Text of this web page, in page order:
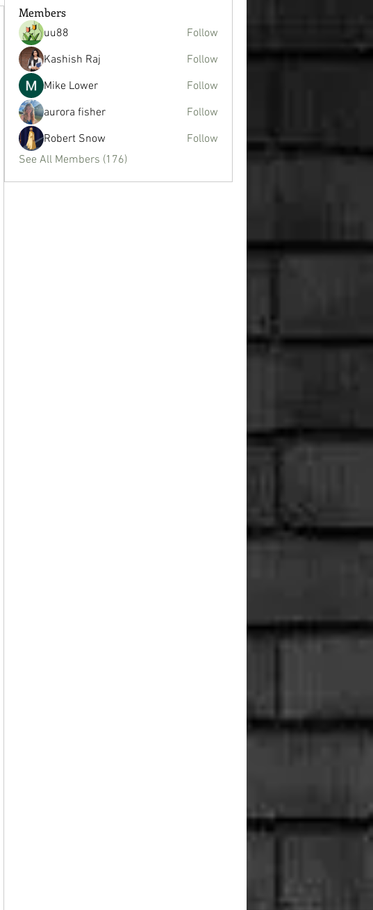
Members
uu88
Follow
Kashish Raj
Follow
Mike Lower
Follow
aurora fisher
Follow
Robert Snow
Follow
See All Members (176)